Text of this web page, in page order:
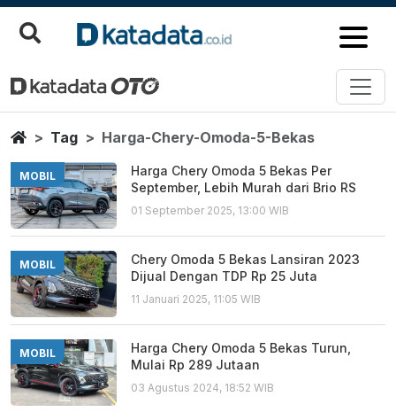
Harga Chery Omoda 5 Bekas
Berita Terbaru
HomeTag Harga-Chery-Omoda-5-Bekas
MOBIL
Harga Chery Omoda 5 Bekas Per
September, Lebih Murah dari Brio RS
01 September 2025, 13:00 WIB
MOBIL
Chery Omoda 5 Bekas Lansiran 2023
Dijual Dengan TDP Rp 25 Juta
11 Januari 2025, 11:05 WIB
MOBIL
Harga Chery Omoda 5 Bekas Turun,
Mulai Rp 289 Jutaan
03 Agustus 2024, 18:52 WIB